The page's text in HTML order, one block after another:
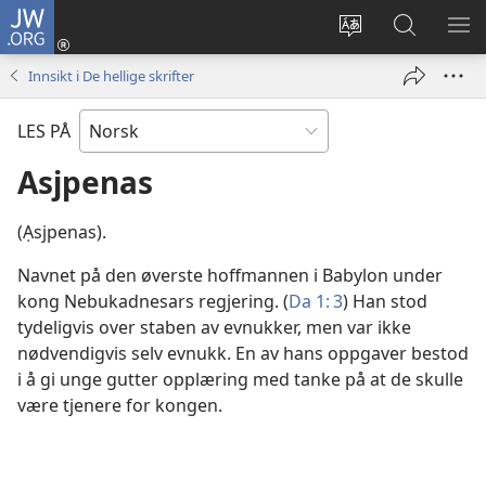
JW.ORG
Endre
Logg
inn
vindu)
Søk
på
JW.ORG
VIS
Innsikt i De hellige skrifter
LES PÅ
Asjpenas
(Ạsjpenas).
Navnet på den øverste hoffmannen i Babylon under
kong Nebukadnesars regjering. (Da 1: 3) Han stod
tydeligvis over staben av evnukker, men var ikke
nødvendigvis selv evnukk. En av hans oppgaver bestod
i å gi unge gutter opplæring med tanke på at de skulle
være tjenere for kongen.